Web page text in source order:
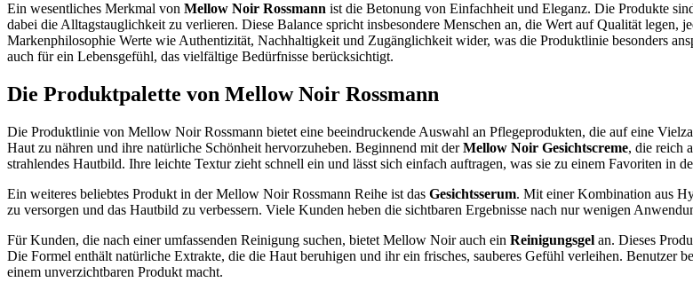
Ein wesentliches Merkmal von Mellow Noir Rossmann ist die Betonung von Einfachheit und Eleganz. Die Produkte
dabei die Alltagstauglichkeit zu verlieren. Diese Balance spricht insbesondere Menschen an, die Wert auf Qualität legen,
Markenphilosophie Werte wie Authentizität, Nachhaltigkeit und Zugänglichkeit wider, was die Produktlinie besonders
auch für ein Lebensgefühl, das vielfältige Bedürfnisse berücksichtigt.
Die Produktpalette von Mellow Noir Rossmann
Die Produktlinie von Mellow Noir Rossmann bietet eine beeindruckende Auswahl an Pflegeprodukten, die auf eine
Haut zu nähren und ihre natürliche Schönheit hervorzuheben. Beginnend mit derMellow Noir Gesichtscreme, die reich
strahlendes Hautbild. Ihre leichte Textur zieht schnell ein und lässt sich einfach auftragen, was sie zu einem Favoriten in
Ein weiteres beliebtes Produkt in der Mellow Noir Rossmann Reihe ist das Gesichtsserum. Mit einer Kombination aus
zu versorgen und das Hautbild zu verbessern. Viele Kunden heben die sichtbaren Ergebnisse nach nur wenigen
Für Kunden, die nach einer umfassenden Reinigung suchen, bietet Mellow Noir auch ein Reinigungsgel an. Dieses
Die Formel enthält natürliche Extrakte, die die Haut beruhigen und ihr ein frisches, sauberes Gefühl verleihen. Benutzer
einem unverzichtbaren Produkt macht.